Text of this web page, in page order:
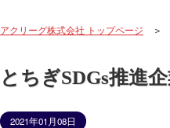
アクリーグ株式会社 トップページ ＞
とちぎSDGs推進
2021年01月08日